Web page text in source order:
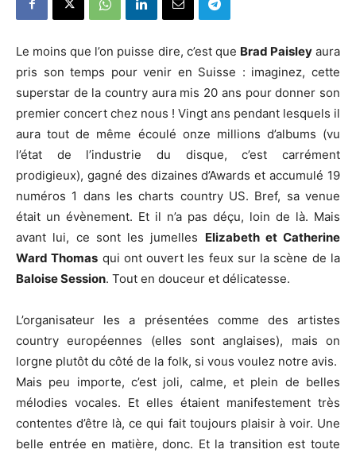
Le moins que l’on puisse dire, c’est que Brad Paisleyaura
pris son temps pour venir en Suisse : imaginez, cette
superstar de la country aura mis 20 ans pour donner son
premier concert chez nous ! Vingt ans pendant lesquels il
aura tout de même écoulé onze millions d’albums (vu
l’état de l’industrie du disque, c’est carrément
prodigieux), gagné des dizaines d’Awards et accumulé 19
numéros 1 dans les charts country US. Bref, sa venue
était un évènement. Et il n’a pas déçu, loin de là. Mais
avant lui, ce sont les jumelles Elizabeth et Catherine
Ward Thomas qui ont ouvert les feux sur la scène de la
Baloise Session. Tout en douceur et délicatesse.
L’organisateur les a présentées comme des artistes
country européennes (elles sont anglaises), mais on
lorgne plutôt du côté de la folk, si vous voulez notre avis.
Mais peu importe, c’est joli, calme, et plein de belles
mélodies vocales. Et elles étaient manifestement très
contentes d’être là, ce qui fait toujours plaisir à voir. Une
belle entrée en matière, donc. Et la transition est toute